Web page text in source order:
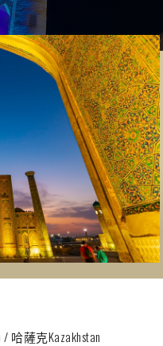
哈薩克Kazakhstan